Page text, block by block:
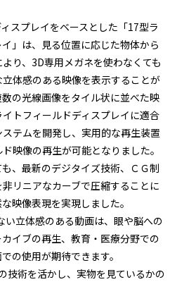
スプレイをベースとした「17型ラ
」は、見る位置に応じた物体から
り、3D専用メガネを使わなくても
体感のある映像を表示することが
の光線画像をタイル状に並べた映
トフィールドディスプレイに適合
テムを開発し、実用的な再生装置
映像の再生が可能となりました。
、最新のデジタイズ技術、ＣＧ制
リニアなカーブで圧縮することに
映像表現を実現しました。
い立体感のある動画は、眼や脳への
イブの再生、教育・医療分野での
の使用が期待できます。
技術を活かし、実物を見ているかの